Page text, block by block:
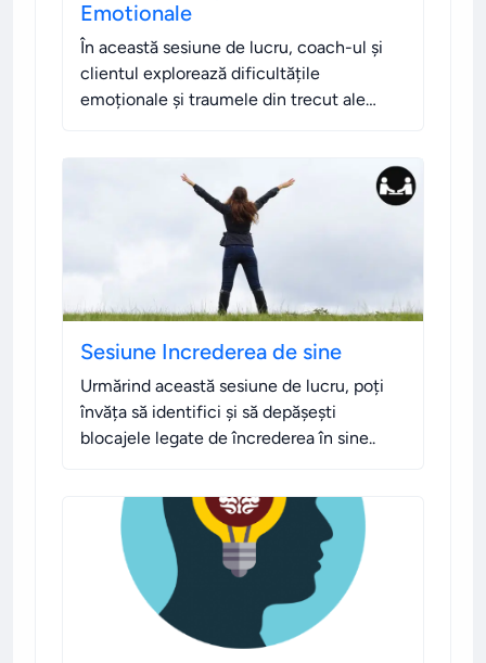
Emotionale
În această sesiune de lucru, coach-ul și
clientul explorează dificultățile
emoționale și traumele din trecut ale
emoțiilor reprimate.
Sesiune Increderea de sine
Urmărind această sesiune de lucru, poți
învăța să identifici și să depășești
blocajele legate de încrederea în sine..